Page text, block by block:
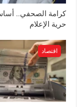
كرامة الصحفي..
حرية الإعلام
اقتصاد